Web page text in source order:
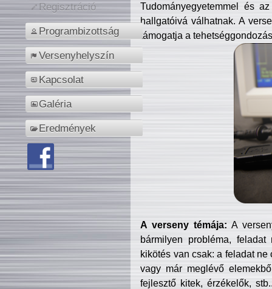
Regisztráció
Programbizottság
Versenyhelyszín
Kapcsolat
Galéria
Eredmények
Tudományegyetemmel és
hallgatóivá válhatnak. A
támogatja a
A verseny témája: A
bármilyen probléma, feladat
kikötés van csak: a feladat
vagy már meglévő
fejlesztő kitek, érzékelők,